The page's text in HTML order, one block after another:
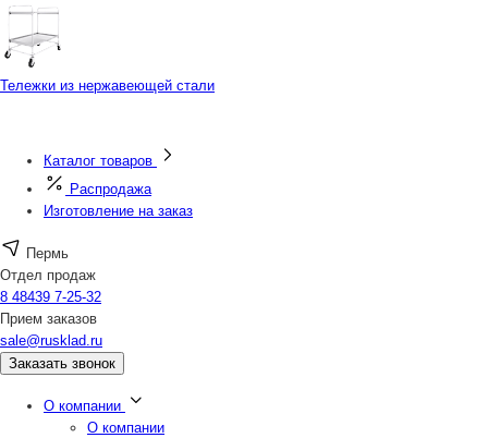
Тележки из нержавеющей стали
Каталог товаров
Распродажа
Изготовление на заказ
Пермь
Отдел продаж
8 48439 7-25-32
Прием заказов
sale@rusklad.ru
Заказать звонок
О компании
О компании